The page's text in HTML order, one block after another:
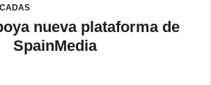
nueva plataforma de
SpainMedia